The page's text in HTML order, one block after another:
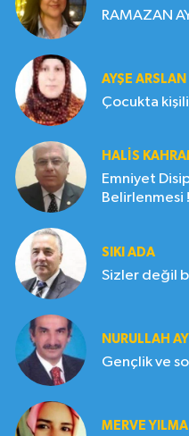
RAMAZAN
AYŞE ARSLAN
Çocukta
HALIS
Emniyet
Belirlenmesi !
SIKI ADA
Sizler değil
NURULLAH
MERVE